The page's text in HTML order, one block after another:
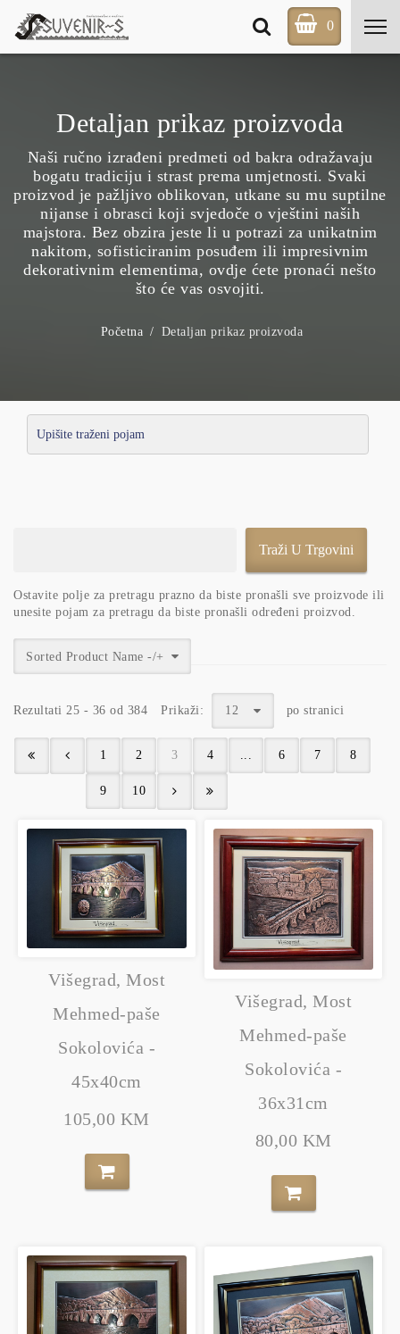
0
Detaljan prikaz proizvoda
Naši ručno izrađeni predmeti od bakra odražavaju
bogatu tradiciju i strast prema umjetnosti. Svaki
proizvod je pažljivo oblikovan, utkane su mu suptilne
nijanse i obrasci koji svjedoče o vještini naših
majstora. Bez obzira jeste li u potrazi za unikatnim
nakitom, sofisticiranim posuđem ili impresivnim
dekorativnim elementima, ovdje ćete pronaći nešto
što će vas osvojiti.
Početna Detaljan prikaz proizvoda
Ostavite polje za pretragu prazno da biste pronašli sve proizvode ili
unesite pojam za pretragu da biste pronašli određeni proizvod.
Sorted Product Name -/+
Rezultati 25 - 36 od 384 Prikaži: 12 po stranici
1 2 3 4 ... 6 7 8
9 10
Višegrad, Most
Mehmed-paše
Sokolovića -
45x40cm
105,00 KM
Višegrad, Most
Mehmed-paše
Sokolovića -
36x31cm
80,00 KM